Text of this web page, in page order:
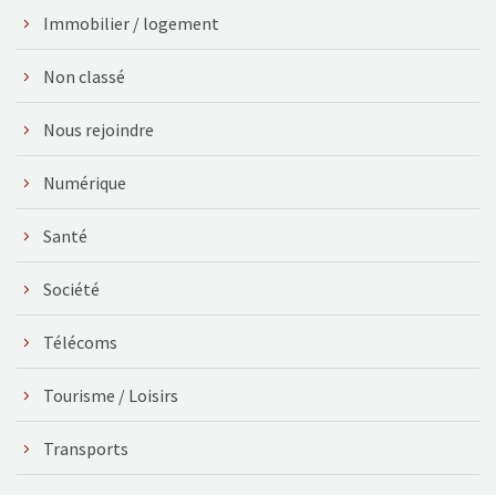
Immobilier / logement
Non classé
Nous rejoindre
Numérique
Santé
Société
Télécoms
Tourisme / Loisirs
Transports